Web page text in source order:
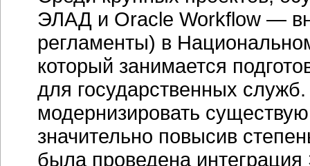
ЭЛАД и Oracle Workflow —
регламенты) в
который занимается
для государственных
модернизировать
значительно повысив
была проведена интеграция